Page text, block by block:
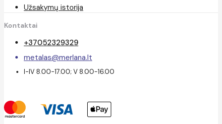
Užsakymų istorija
Kontaktai
+37052329329
metalas@merlana.lt
I-IV 8.00-17.00; V 8.00-16.00